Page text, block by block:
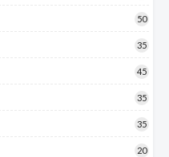
50
35
45
35
35
20